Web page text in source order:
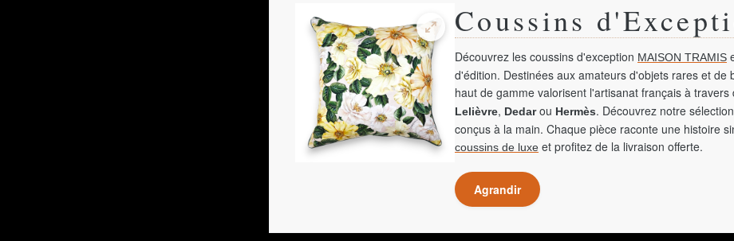
Coussins
Découvrez les coussins d'exception MAISON TRAMIS
d'édition. Destinées aux amateurs d'objets rares et de
haut de gamme valorisent l'artisanat français à travers
Lelièvre, Dedarou Hermès. Découvrez notre
conçus à la main. Chaque pièce raconte une histoire
coussins de luxe et profitez de la livraison offerte.
Agrandir